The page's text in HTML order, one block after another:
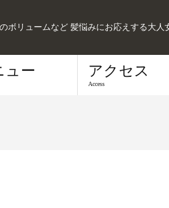
ボリュームなど 髪悩みにお応えする大人
ュー アクセス
Access